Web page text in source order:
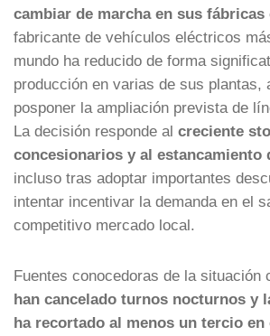
cambiar de marcha en sus fábricas
fabricante de vehículos eléctricos
mundo ha reducido de forma
producción en varias de sus plantas,
posponer la ampliación prevista de
La decisión responde al creciente
concesionarios y al estancamiento
incluso tras adoptar importantes
intentar incentivar la demanda en el
competitivo mercado local.
Fuentes conocedoras de la situación
han cancelado turnos nocturnos y
ha recortado al menos un tercio en